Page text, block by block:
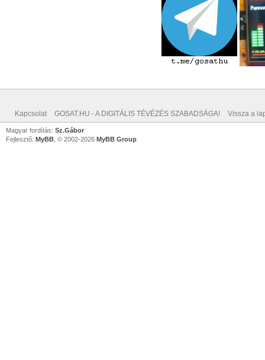
Kapcsolat GOSAT.HU - A DIGITÁLIS TÉVÉZÉS SZABADSÁGA! Vissza a
Magyar fordítás: Sz.Gábor
Fejlesztő: MyBB , © 2002-2026 MyBB Group